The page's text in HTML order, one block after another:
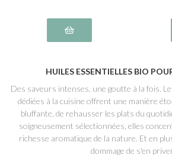
HUILES ESSENTIELLES BIO
Des saveurs intenses, une goutte à la fois.
dédiées à la cuisine offrent une manière
bluffante, de rehausser les plats du
soigneusement sélectionnées, elles
richesse aromatique de la nature. Et en
dommage de s'en